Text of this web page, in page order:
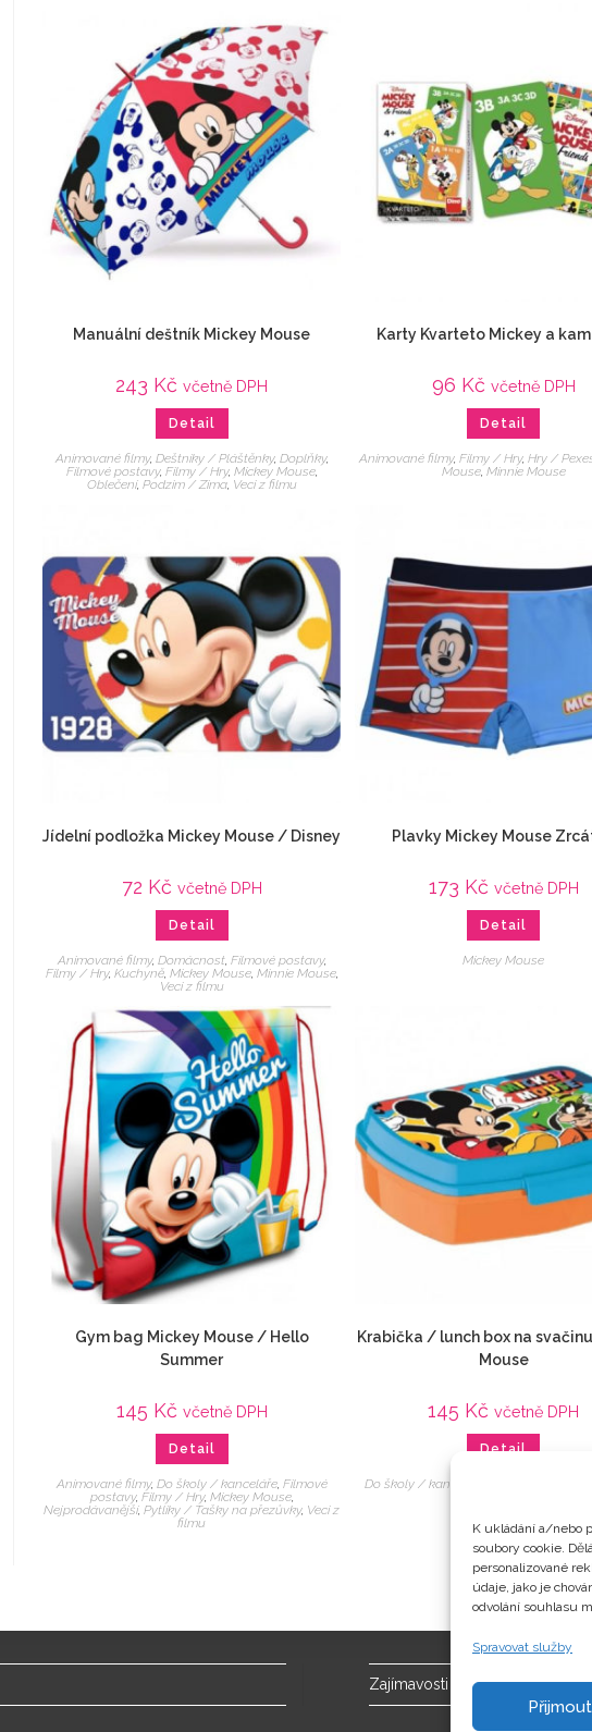
K ukládání a/nebo
soubory cookie.
personalizované
údaje, jako je
odvolání souhlasu
Spravovat služby
Přijmout
Manuální deštník Mickey Mouse
243 Kč včetně DPH
Detail
Animované filmy, Deštníky / Pláštěnky, Doplňky,
Filmové postavy, Filmy / Hry, Mickey Mouse,
Oblečení, Podzim / Zima, Veci z filmu
Karty Kvarteto Mickey a
96 Kč včetně DPH
Detail
Animované filmy,Filmy / Hry,Hry /
Mouse, Minnie Mouse
Jídelní podložka Mickey Mouse / Disney
72 Kč včetně DPH
Detail
Animované filmy, Domácnost, Filmové postavy,
Filmy / Hry, Kuchyně, Mickey Mouse, Minnie Mouse,
Veci z filmu
Plavky Mickey Mouse
173 Kč včetně DPH
Detail
Mickey Mouse
Gym bag Mickey Mouse / Hello
Summer
145 Kč včetně DPH
Detail
Animované filmy, Do školy / kanceláře, Filmové
postavy, Filmy / Hry, Mickey Mouse,
Nejprodávanější,Pytlíky / Tašky na přezůvky, Veci z
filmu
Krabička / lunch box na
Mouse
145 Kč včetně DPH
Detail
Do školy / kanceláře
Zajímavosti